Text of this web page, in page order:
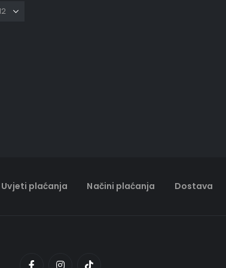
Uvjeti plaćanja Načini plaćanja Dostava